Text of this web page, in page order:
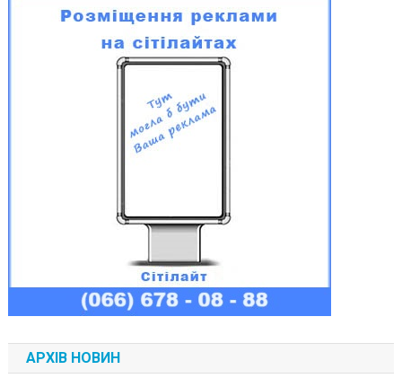
АРХІВ НОВИН